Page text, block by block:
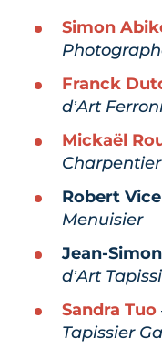
Simon
Franck
d’Art
Mickaël
Charpentier
Robert
Menuisier
Jean-
d’Art
Sandra Tuo
Tapissier